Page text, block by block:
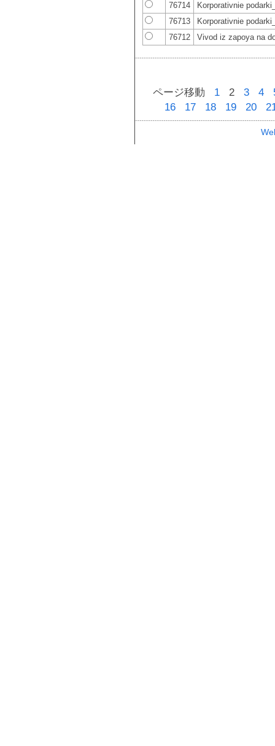
76714
Korporativnie
76713
Korporativnie
76712
Vivod iz zapoya na
ページ移動 1 2 3 4
16
17 18 19 20